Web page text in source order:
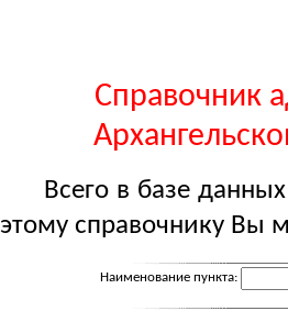
Справочник
Всего в базе
этому справочнику Вы
Наименование пункта: